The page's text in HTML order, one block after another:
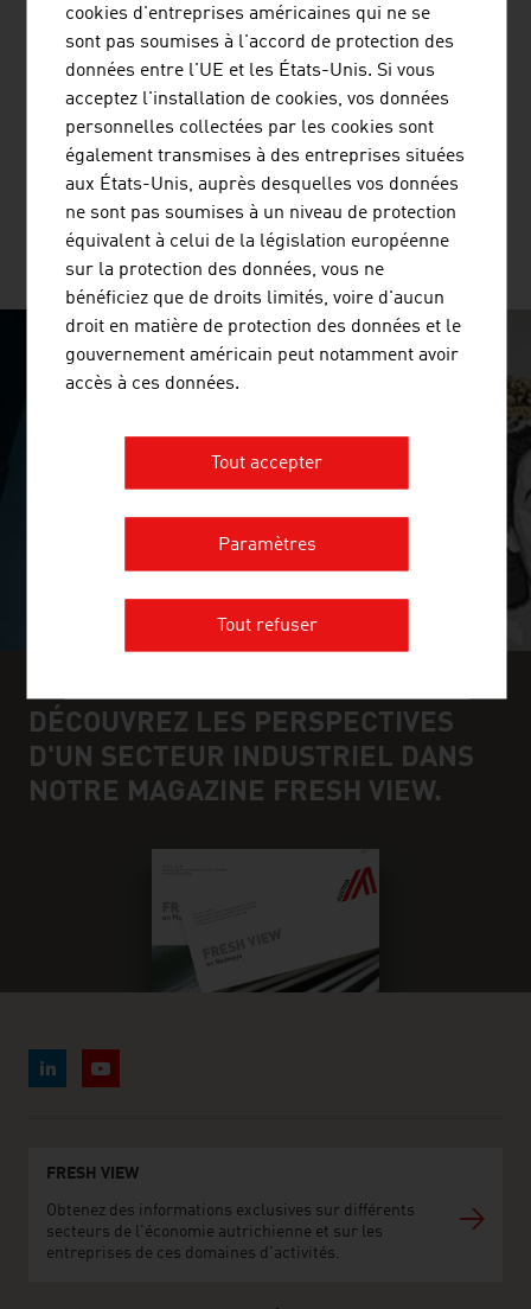
Eglo est fabricant de luminaire décoratif et leader
mondial dans son secteur. EGLO fabrique conformément
est une structure orientée vers l'international et
distribue donc ses luminaires à travers un réseau de
partenaires/distributeurs sur tous les continents. Les ...
PLUS D'ENTREPRISES
SURPRISINGLY INGENIOUS
video abspielen
DÉCOUVREZ LES PERSPECTIVES
D'UN SECTEUR INDUSTRIEL DANS
NOTRE MAGAZINE FRESH VIEW.
FRESH VIEW
Obtenez des informations exclusives sur différents
secteurs de l'économie autrichienne et sur les
entreprises de ces domaines d'activités.
cookies d'entreprises américaines qui ne se
sont pas soumises à l'accord de protection des
données entre l'UE et les États-Unis. Si vous
acceptez l'installation de cookies, vos données
personnelles collectées par les cookies sont
également transmises à des entreprises situées
aux États-Unis, auprès desquelles vos données
ne sont pas soumises à un niveau de protection
équivalent à celui de la législation européenne
sur la protection des données, vous ne
bénéficiez que de droits limités, voire d'aucun
droit en matière de protection des données et le
gouvernement américain peut notamment avoir
accès à ces données.
Tout accepter
Paramètres
Tout refuser